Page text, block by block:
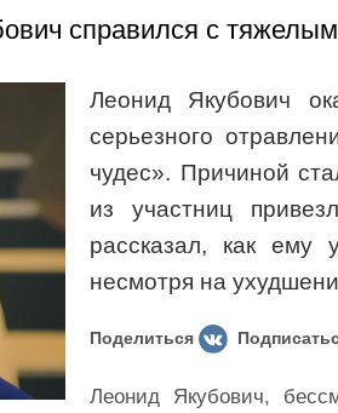
справился с
Леонид Якубович
серьезного
чудес». Причиной
из участниц
рассказал, как ему
несмотря на
Поделиться
Леонид Якубович,